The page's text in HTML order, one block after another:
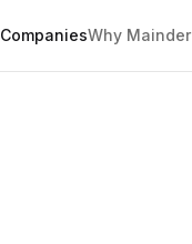
CompaniesWhy Mainder